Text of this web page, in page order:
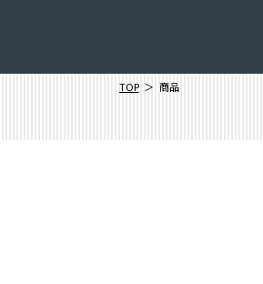
TOP 商品